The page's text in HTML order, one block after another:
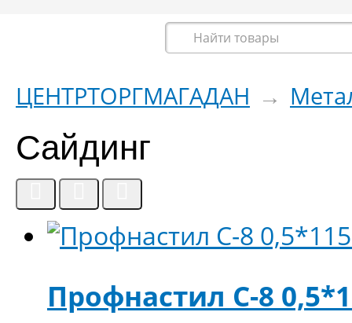
ЦЕНТРТОРГМАГАДАН →
Сайдинг
Профнастил С-8